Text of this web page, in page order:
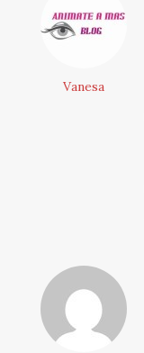
Vanesa